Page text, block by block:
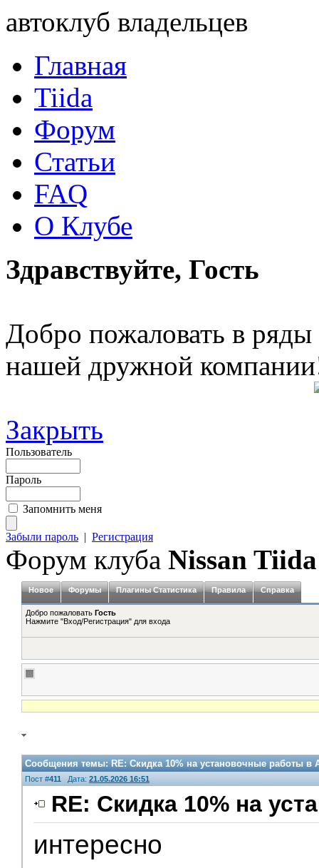
автоклуб владельцев
Главная
Tiida
Форум
Статьи
FAQ
О Клубе
Здравствуйте, Гость
Добро пожаловать в ряды
нашей дружной
Закрыть
Пользователь
Пароль
Запомнить меня
Забыли пароль | Регистрация
Форум клуба Nissan Tiida
Новое Форумы Плагины Статистика Правила Справка
Добро пожаловать Гость
Нажмите "Вход/Регистрация" для входа
Сообщения темы:RE: Скидка 10% на установочные работы в
Пост #411 Дата: 21.05.2026 16:51
RE: Скидка 10% на
интересно